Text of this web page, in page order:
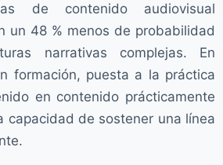
de contenido audiovisual
un 48 % menos de probabilidad
narrativas complejas. En
formación, puesta a la práctica
en contenido prácticamente
capacidad de sostener una línea